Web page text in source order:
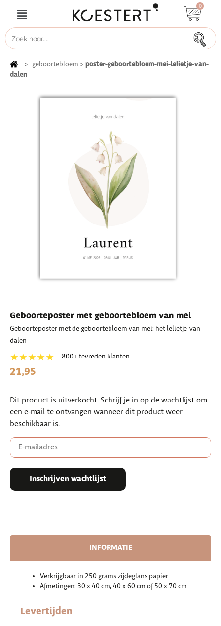
0
> geboortebloem > poster-geboortebloem-mei-lelietje-van-
dalen
Geboorteposter met geboortebloem van mei
Geboorteposter met de geboortebloem van mei: het lelietje-van-
dalen
★★★★★ 800+ tevreden klanten
21,95
Dit product is uitverkocht. Schrijf je in op de wachtlijst om
een e-mail te ontvangen wanneer dit product weer
beschikbaar is.
Enter
your
email
to
the
Inschrijven wachtlijst
INFORMATIE
Verkrijgbaar in 250 grams zijdeglans papier
Afmetingen: 30 x 40 cm, 40 x 60 cm of 50 x 70 cm
Levertijden